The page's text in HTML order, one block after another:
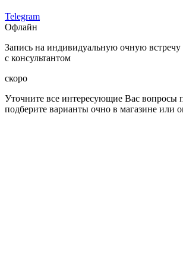
Telegram
Офлайн
Запись на индивидуальную очную встречу
с консультантом
скоро
Уточните все интересующие Вас вопросы
подберите варианты очно в магазине или